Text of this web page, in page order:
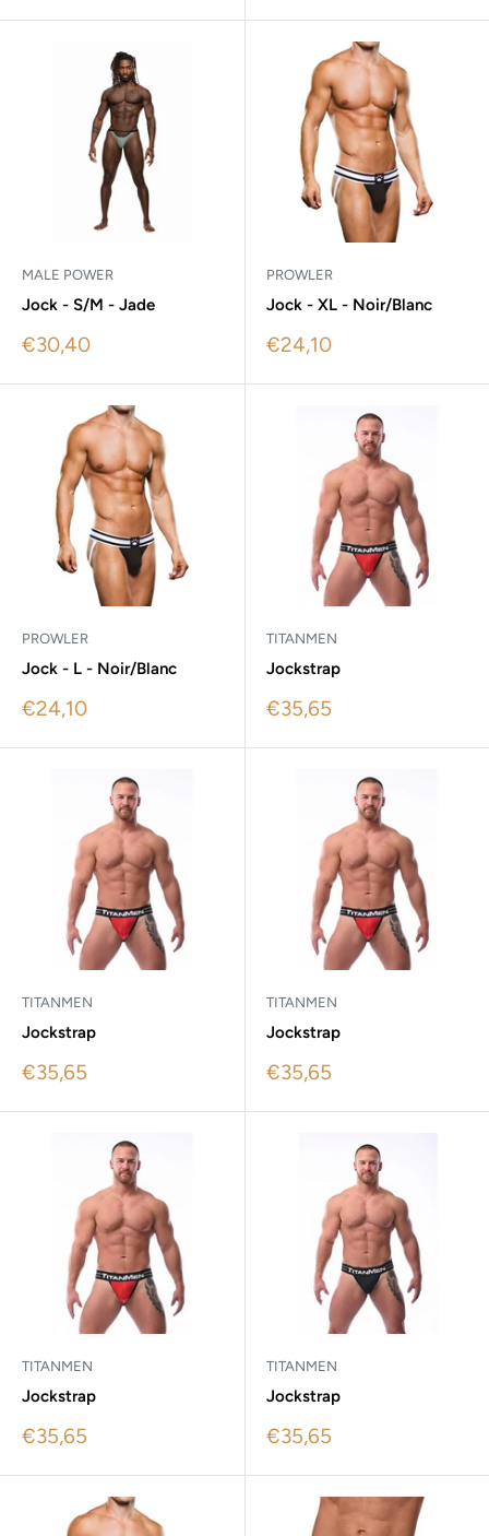
MALE POWER
Jock - S/M - Jade
Sale
€30,40
PROWLER
Jock - XL - Noir/Blanc
Sale
€24,10
PROWLER
Jock - L - Noir/Blanc
Sale
€24,10
TITANMEN
Jockstrap
Sale
€35,65
TITANMEN
Jockstrap
Sale
€35,65
TITANMEN
Jockstrap
Sale
€35,65
TITANMEN
Jockstrap
Sale
€35,65
TITANMEN
Jockstrap
Sale
€35,65